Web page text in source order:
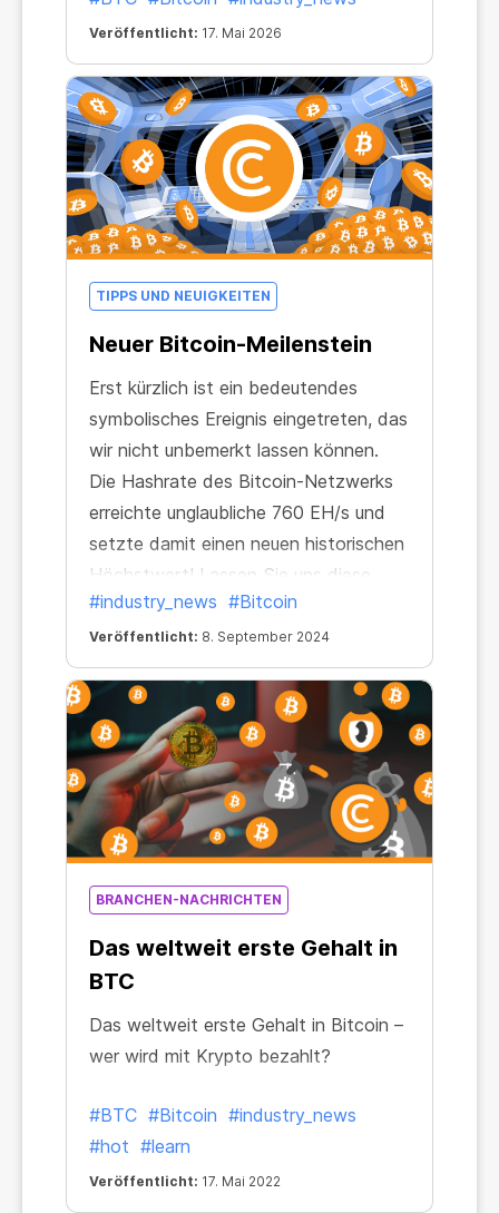
Veröffentlicht: 17. Mai 2026
TIPPS UND NEUIGKEITEN
Neuer Bitcoin-Meilenstein
Erst kürzlich ist ein bedeutendes
symbolisches Ereignis eingetreten, das
wir nicht unbemerkt lassen können.
Die Hashrate des Bitcoin-Netzwerks
erreichte unglaubliche 760 EH/s und
setzte damit einen neuen historischen
Höchstwert! Lassen Sie uns diese
Zahl einfach in bekannte H/s
umrechnen
#industry_news #Bitcoin
Veröffentlicht: 8. September 2024
BRANCHEN-NACHRICHTEN
Das weltweit erste Gehalt in
BTC
Das weltweit erste Gehalt in Bitcoin –
wer wird mit Krypto bezahlt?
#BTC #Bitcoin #industry_news
#hot #learn
Veröffentlicht: 17. Mai 2022